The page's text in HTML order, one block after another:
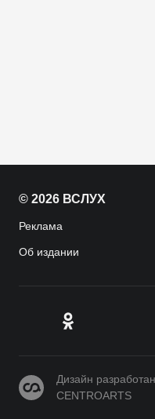
© 2026 ВСЛУХ
Реклама
Об издании
CENTROARTS